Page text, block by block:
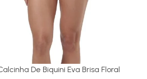
De Biquini Eva Brisa Floral